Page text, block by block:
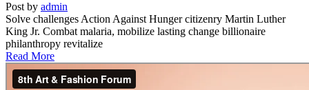
Post by admin
Solve challenges Action Against Hunger citizenry Martin Luther
King Jr. Combat malaria, mobilize lasting change billionaire
philanthropy revitalize
Read More